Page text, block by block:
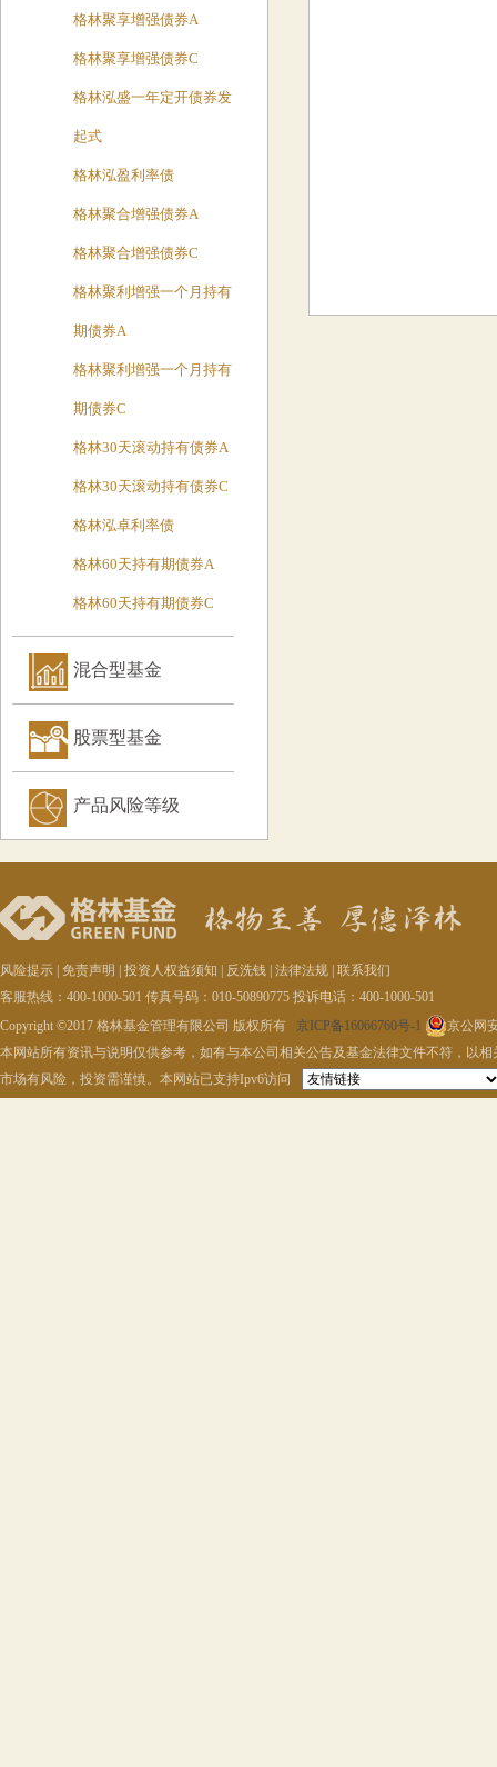
格林聚享增强债券A
格林聚享增强债券C
格林泓盛一年定开债券发
起式
格林泓盈利率债
格林聚合增强债券A
格林聚合增强债券C
格林聚利增强一个月持有
期债券A
格林聚利增强一个月持有
期债券C
格林30天滚动持有债券A
格林30天滚动持有债券C
格林泓卓利率债
格林60天持有期债券A
格林60天持有期债券C
混合型基金
股票型基金
产品风险等级
风险提示 免责声明 投资人权益须知 反洗钱 法律法规 联系我们
客服热线：400-1000-501 传真号码：010-50890775 投诉电话：400-1000-501
Copyright ©2017 格林基金管理有限公司 版权所有 京ICP备16066760号-1
京公网
本网站所有资讯与说明仅供参考，如有与本公司相关公告及基金法律文件不符，以
市场有风险，投资需谨慎。本网站已支持Ipv6访问